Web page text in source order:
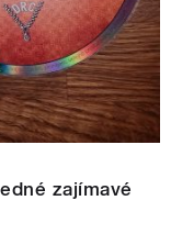
zajímavé